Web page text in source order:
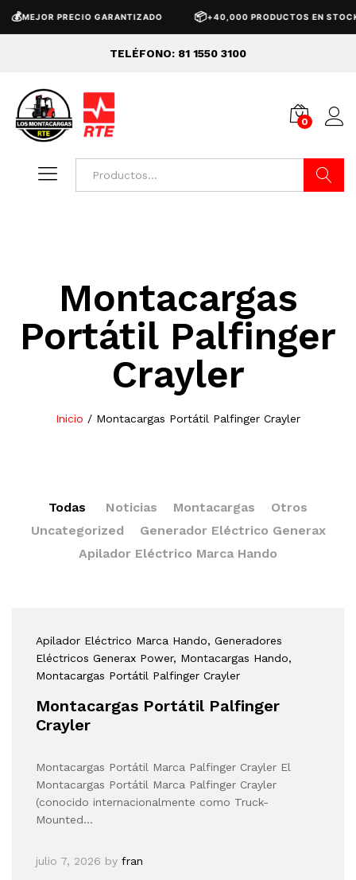
💰MEJOR PRECIO GARANTIZADO 📦+40,000 PRODUCTOS EN STOCK
TELÉFONO: 81 1550 3100
0
Montacargas
Portátil Palfinger
Crayler
Inicio / Montacargas Portátil Palfinger Crayler
Todas Noticias Montacargas
Otros
Uncategorized
Generador Eléctrico Generax
Apilador Eléctrico Marca Hando
Apilador Eléctrico Marca Hando, Generadores
Eléctricos Generax Power, Montacargas Hando,
Montacargas Portátil Palfinger Crayler
Montacargas Portátil Palfinger
Crayler
Montacargas Portátil Marca Palfinger Crayler El
Montacargas Portátil Marca Palfinger Crayler
(conocido internacionalmente como Truck-
Mounted…
julio 7, 2026 by fran